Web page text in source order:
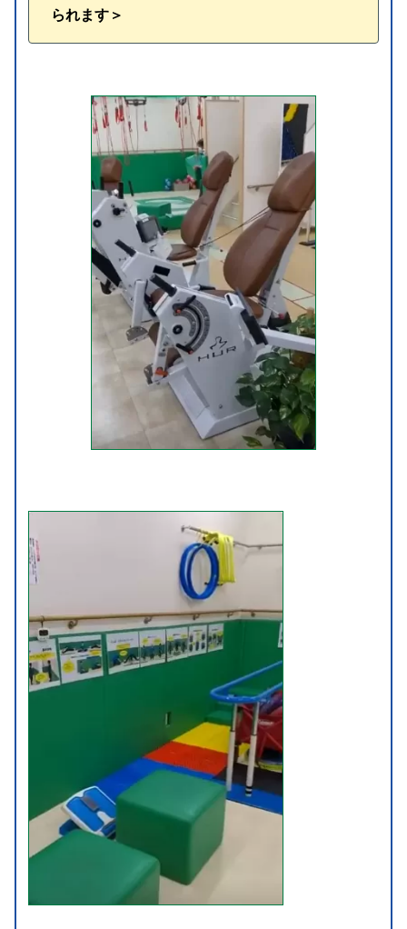
られます＞